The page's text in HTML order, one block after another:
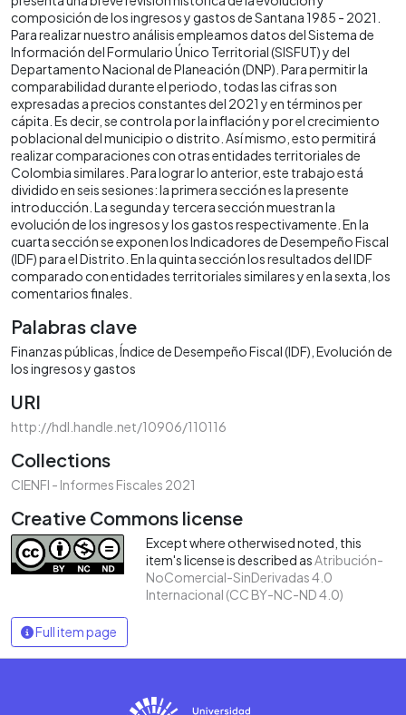
composición de los ingresos y gastos de Santana 1985 - 2021.
Para realizar nuestro análisis empleamos datos del Sistema de
Información del Formulario Único Territorial (SISFUT) y del
Departamento Nacional de Planeación (DNP). Para permitir la
comparabilidad durante el periodo, todas las cifras son
expresadas a precios constantes del 2021 y en términos per
cápita. Es decir, se controla por la inflación y por el crecimiento
poblacional del municipio o distrito. Así mismo, esto permitirá
realizar comparaciones con otras entidades territoriales de
Colombia similares. Para lograr lo anterior, este trabajo está
dividido en seis sesiones: la primera sección es la presente
introducción. La segunda y tercera sección muestran la
evolución de los ingresos y los gastos respectivamente. En la
cuarta sección se exponen los Indicadores de Desempeño Fiscal
(IDF) para el Distrito. En la quinta sección los resultados del IDF
comparado con entidades territoriales similares y en la sexta, los
comentarios finales.
Palabras clave
Finanzas públicas Índice de Desempeño Fiscal (IDF) Evolución de
los ingresos y gastos
URI
http://hdl.handle.net/10906/110116
Collections
CIENFI - Informes Fiscales 2021
Creative Commons license
Except where otherwised noted, this
item's license is described asAtribución-
NoComercial-SinDerivadas 4.0
Internacional (CC BY-NC-ND 4.0)
Full item page